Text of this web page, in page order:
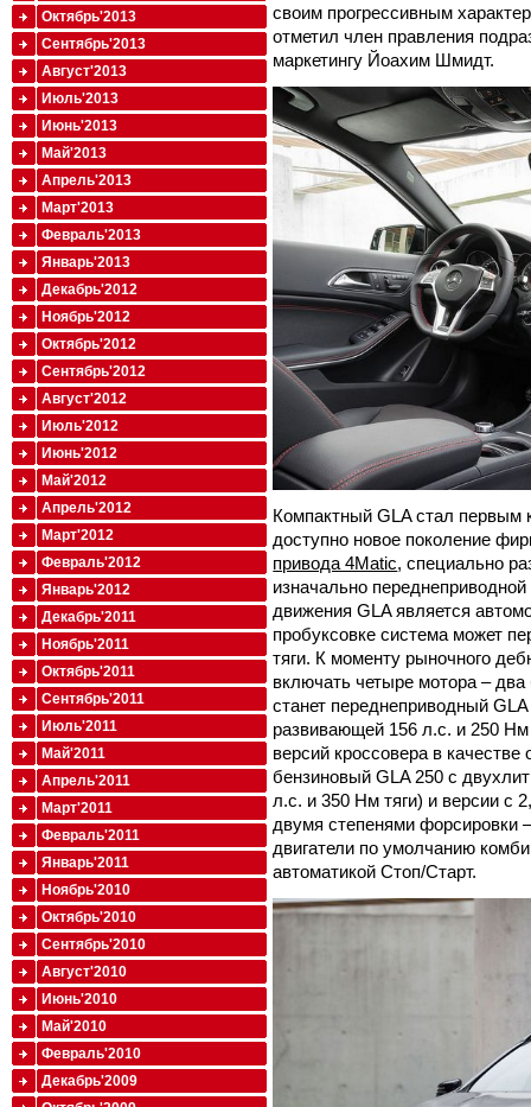
своим прогрессивным
отметил член правления
маркетингу Йоахим Шмидт.
Компактный GLA стал первым
доступно новое поколение
привода 4Matic, специально
изначально
движения GLA является
пробуксовке система может
тяги. К моменту рыночного
включать четыре мотора –
станет переднеприводный GLA
развивающей 156 л.с. и 250
версий кроссовера в
бензиновый GLA 250 с
л.с. и 350 Нм тяги) и версии с
двумя степенями форсировки
двигатели по умолчанию
автоматикой Стоп/Старт.
Октябрь'2013
Сентябрь'2013
Август'2013
Июль'2013
Июнь'2013
Май'2013
Апрель'2013
Март'2013
Февраль'2013
Январь'2013
Декабрь'2012
Ноябрь'2012
Октябрь'2012
Сентябрь'2012
Август'2012
Июль'2012
Июнь'2012
Май'2012
Апрель'2012
Март'2012
Февраль'2012
Январь'2012
Декабрь'2011
Ноябрь'2011
Октябрь'2011
Сентябрь'2011
Июль'2011
Май'2011
Апрель'2011
Март'2011
Февраль'2011
Январь'2011
Ноябрь'2010
Октябрь'2010
Сентябрь'2010
Август'2010
Июнь'2010
Май'2010
Февраль'2010
Декабрь'2009